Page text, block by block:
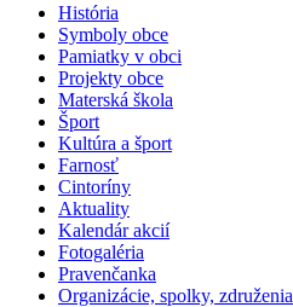
História
Symboly obce
Pamiatky v obci
Projekty obce
Materská škola
Šport
Kultúra a šport
Farnosť
Cintoríny
Aktuality
Kalendár akcií
Fotogaléria
Pravenčanka
Organizácie, spolky, združenia